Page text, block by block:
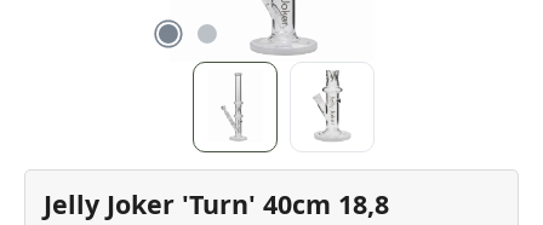
Jelly Joker 'Turn' 40cm 18,8